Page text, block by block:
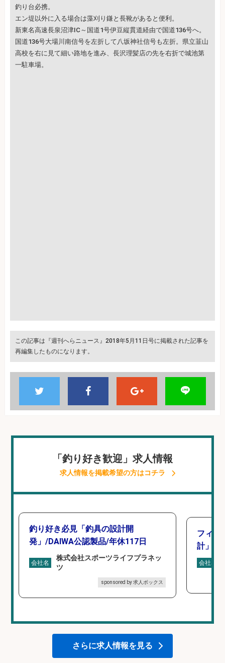
釣り台必携。
エン堤以外に入る場合は藻刈り鎌と長靴があると便利。
新東名高速長泉沼津IC～国道1号伊豆縦貫道経由で国道136号へ。
国道136号大場川南信号を左折して八坂神社信号も左折。県立韮山
高校を右に見て細い路地を進み、長沢理髪店の先を右折で城池第
一駐車場。
この記事は『週刊へらニュース』2018年5月11日号に掲載された記事を
再編集したものになります。
「釣り好き歓迎」求人情報
求人情報を掲載希望の方はコチラ
釣り好き必見「釣具の設計開
発」/DAIWA公認製品/年休117日
会社名
株式会社スポーツライフプラネッ
ツ
sponsored by 求人ボックス
フィッ
計」
会社名
さらに求人情報を見る